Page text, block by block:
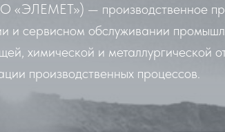
«ЭЛЕМЕТ») — производственное
и сервисном обслуживании
химической и металлургической
производственных процессов.